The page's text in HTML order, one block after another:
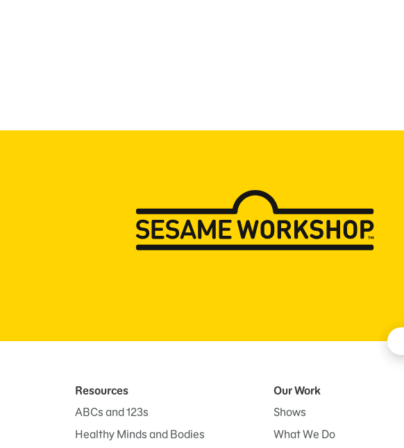
Resources
ABCs and 123s
Healthy Minds and Bodies
Our Work
Shows
What We Do